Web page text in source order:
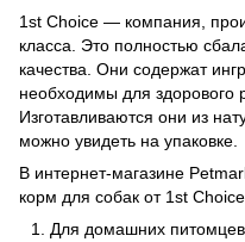
1st Choice — компания,
класса. Это полностью
качества. Они содержат
необходимы для здорового
Изготавливаются они из
можно увидеть на упаковке.
В интернет-магазине
корм для собак от 1st
Для домашних